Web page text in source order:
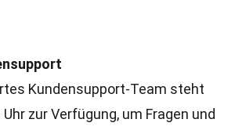
Kundensupport-Team steht
zur Verfügung, um Fragen und